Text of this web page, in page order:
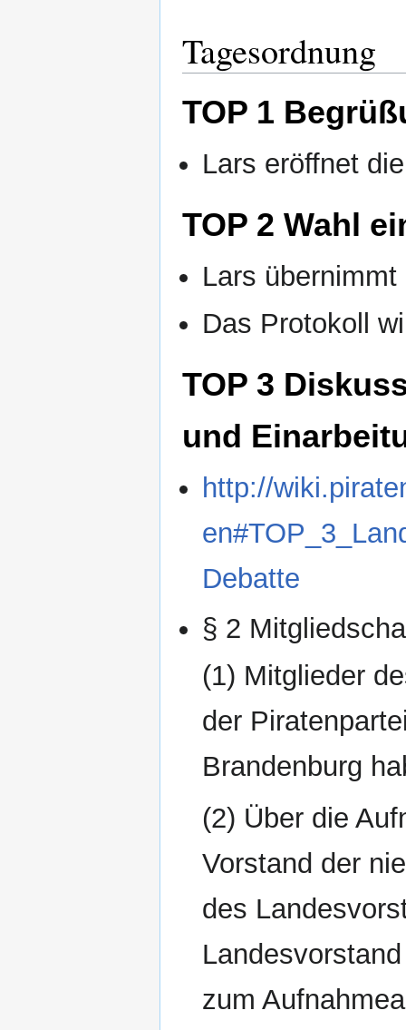
Tagesordnung
TOP 1
Lars eröffnet
TOP 2 Wahl
Lars
Das Protokoll
TOP 3
und
http://
Debatte
§ 2
(1) Mitglieder
der
Brandenburg
(2) Über die
Vorstand der
des
zum